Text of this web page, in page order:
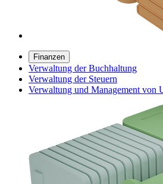
Finanzen
Verwaltung der Buchhaltung
Verwaltung der Steuern
Verwaltung und Management von